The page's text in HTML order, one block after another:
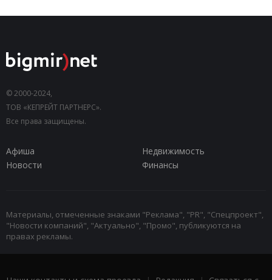
© 2000-2024,
ТОВ «КЕПРЕЙТ ПАРТНЕРС».
Все права защищены.
Афиша
Недвижимость
Новости
Финансы
Материалы, отмеченные знаками "Реклама", "PR", "Спецпроект",
"Новости компаний", "Актуально", "Промо", публикуются на
правах рекламы.